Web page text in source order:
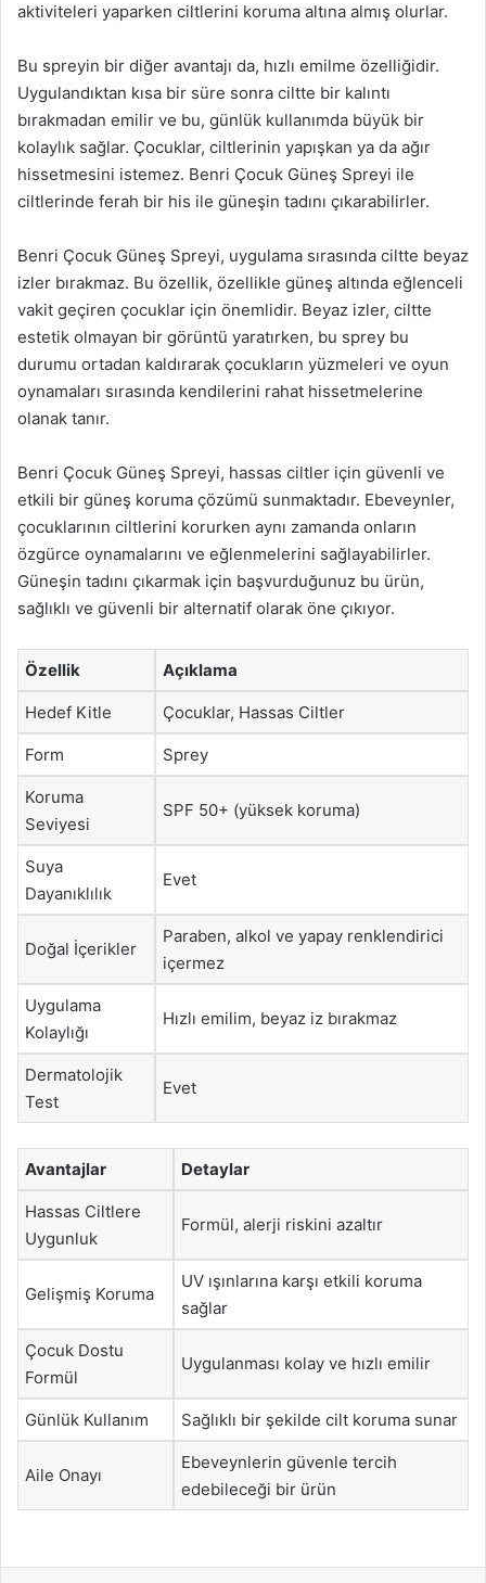
aktiviteleri yaparken ciltlerini koruma altına almış olurlar.
Bu spreyin bir diğer avantajı da, hızlı emilme özelliğidir.
Uygulandıktan kısa bir süre sonra ciltte bir kalıntı
bırakmadan emilir ve bu, günlük kullanımda büyük bir
kolaylık sağlar. Çocuklar, ciltlerinin yapışkan ya da ağır
hissetmesini istemez. Benri Çocuk Güneş Spreyi ile
ciltlerinde ferah bir his ile güneşin tadını çıkarabilirler.
Benri Çocuk Güneş Spreyi, uygulama sırasında ciltte beyaz
izler bırakmaz. Bu özellik, özellikle güneş altında eğlenceli
vakit geçiren çocuklar için önemlidir. Beyaz izler, ciltte
estetik olmayan bir görüntü yaratırken, bu sprey bu
durumu ortadan kaldırarak çocukların yüzmeleri ve oyun
oynamaları sırasında kendilerini rahat hissetmelerine
olanak tanır.
Benri Çocuk Güneş Spreyi, hassas ciltler için güvenli ve
etkili bir güneş koruma çözümü sunmaktadır. Ebeveynler,
çocuklarının ciltlerini korurken aynı zamanda onların
özgürce oynamalarını ve eğlenmelerini sağlayabilirler.
Güneşin tadını çıkarmak için başvurduğunuz bu ürün,
sağlıklı ve güvenli bir alternatif olarak öne çıkıyor.
Özellik Açıklama
Hedef Kitle Çocuklar, Hassas Ciltler
Form Sprey
Koruma
Seviyesi
SPF 50+ (yüksek koruma)
Suya
Dayanıklılık
Evet
Doğal İçerikler
Paraben, alkol ve yapay renklendirici
içermez
Uygulama
Kolaylığı
Hızlı emilim, beyaz iz bırakmaz
Dermatolojik
Test
Evet
Avantajlar Detaylar
Hassas Ciltlere
Uygunluk
Formül, alerji riskini azaltır
Gelişmiş Koruma
UV ışınlarına karşı etkili koruma
sağlar
Çocuk Dostu
Formül
Uygulanması kolay ve hızlı emilir
Günlük Kullanım Sağlıklı bir şekilde cilt koruma sunar
Aile Onayı
Ebeveynlerin güvenle tercih
edebileceği bir ürün